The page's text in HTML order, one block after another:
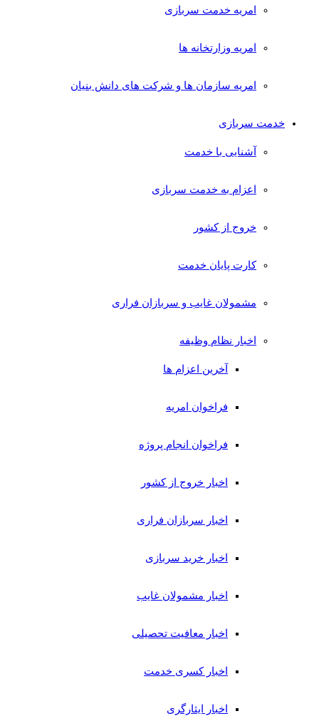
امریه خدمت سربازی
امریه وزارتخانه ها
امریه سازمان ها و شرکت های دانش بنیان
خدمت سربازی
آشنایی با خدمت
اعزام به خدمت سربازی
خروج از کشور
کارت پایان خدمت
مشمولان غایب و سربازان فراری
اخبار نظام وظیفه
آخرین اعزام ها
فراخوان امریه
فراخوان انجام پروژه
اخبار خروج از کشور
اخبار سربازان فراری
اخبار خرید سربازی
اخبار مشمولان غایب
اخبار معافیت تحصیلی
اخبار کسری خدمت
اخبار ایثارگری